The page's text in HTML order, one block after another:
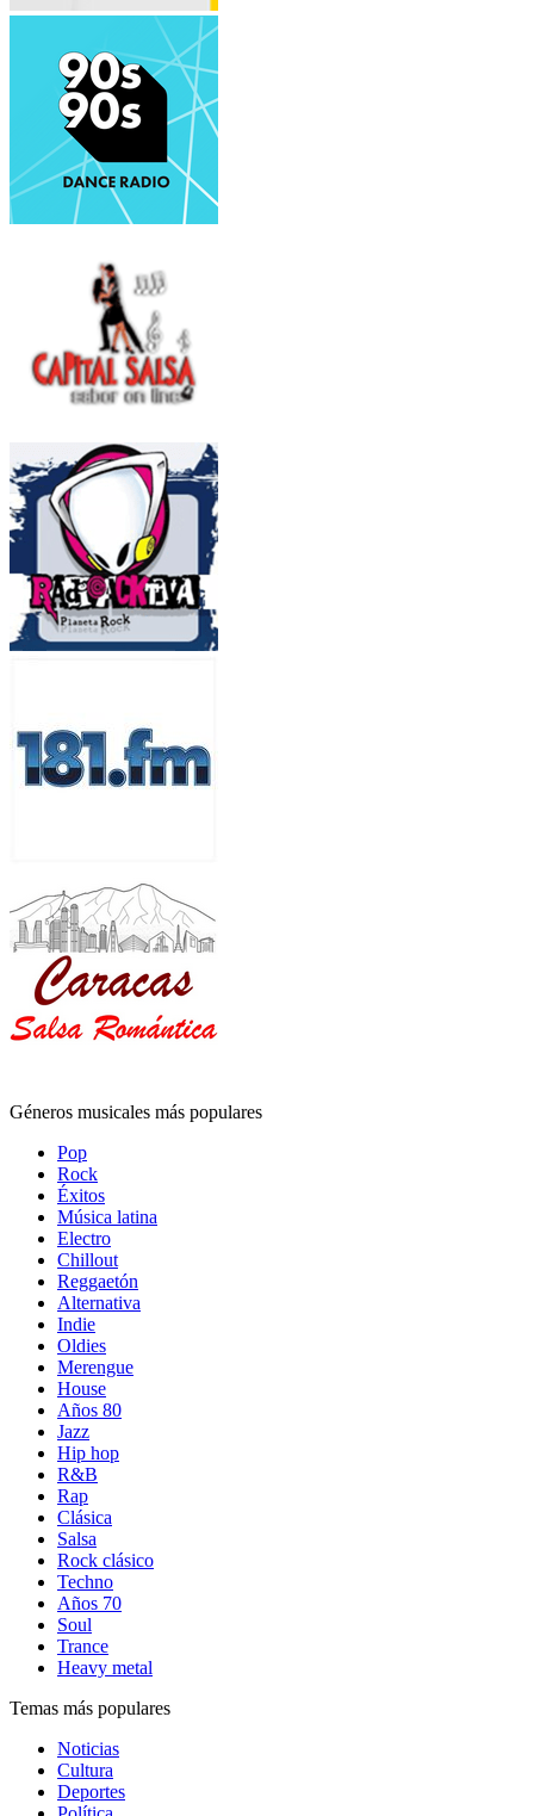
Géneros musicales más populares
Pop
Rock
Éxitos
Música latina
Electro
Chillout
Reggaetón
Alternativa
Indie
Oldies
Merengue
House
Años 80
Jazz
Hip hop
R&B
Rap
Clásica
Salsa
Rock clásico
Techno
Años 70
Soul
Trance
Heavy metal
Temas más populares
Noticias
Cultura
Deportes